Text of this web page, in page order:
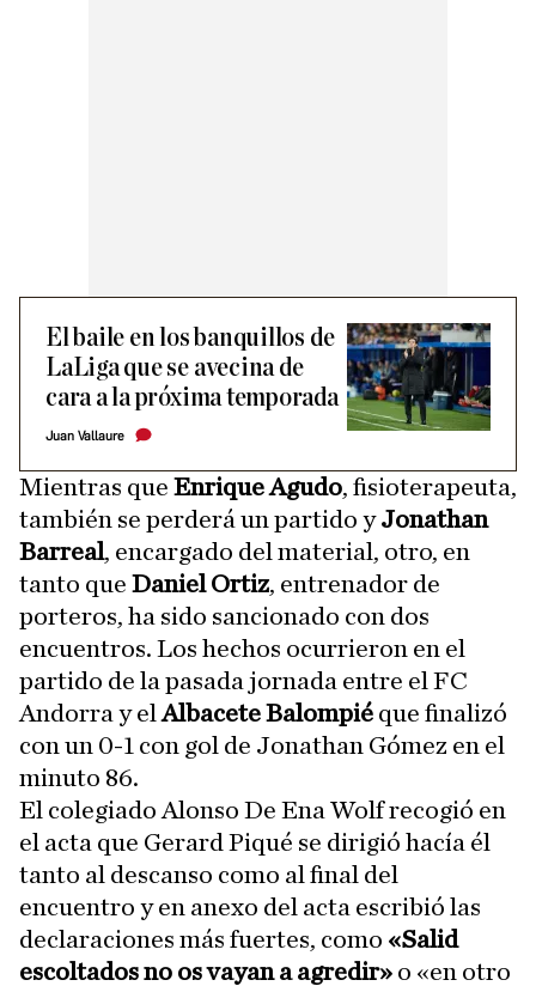
El baile en los banquillos de
LaLiga que se avecina de
cara a la próxima temporada
Juan Vallaure
Mientras que Enrique Agudo, fisioterapeuta,
también se perderá un partido yJonathan
Barreal, encargado del material, otro, en
tanto que Daniel Ortiz, entrenador de
porteros, ha sido sancionado con dos
encuentros. Los hechos ocurrieron en el
partido de la pasada jornada entre el FC
Andorra y elAlbacete Balompié que finalizó
con un 0-1 con gol de Jonathan Gómez en el
minuto 86.
El colegiado Alonso De Ena Wolf recogió en
el acta que Gerard Piqué se dirigió hacía él
tanto al descanso como al final del
encuentro y en anexo del acta escribió las
declaraciones más fuertes, como «Salid
escoltados no os vayan a agredir» o «en otro